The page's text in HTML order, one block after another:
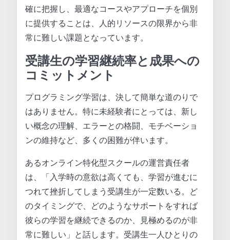
確に把握し、最適なコースやアプローチを個別
に提供することは、人的リソースの限界から非
常に難しい課題となっています。
受講生の学習継続率と成果への
コミットメント
プログラミング学習は、決して簡単な道のりで
はありません。特に未経験者にとっては、新し
い概念の理解、エラーとの格闘、モチベーショ
ンの維持など、多くの困難が伴います。
あるオンライン特化型スクールの運営責任者
は、「入学時の意欲は高くても、学習が進むに
つれて挫折してしまう受講生が一定数いる。ど
のタイミングで、どのようなサポートをすれば
彼らの学習を継続できるのか、見極めるのが非
常に難しい」と話します。受講生一人ひとりの